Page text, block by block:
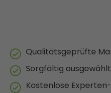
Qualitätsgeprüfte
Sorgfältig
Kostenlose